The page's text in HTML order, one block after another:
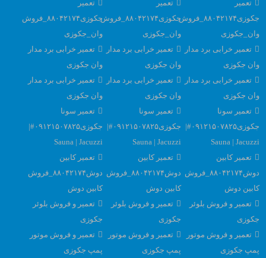
تعمیر
جکوزی۸۸۰۴۲۱۷۴_فروش
وان_جکوزی
تعمیر خرابی برد مدار
وان جکوزی
تعمیر خرابی برد مدار
وان جکوزی
تعمیر سونا
جکوزی۰۹۱۲۱۵۰۷۸۲۵#|
Sauna | Jacuzzi
تعمیر کابین
دوش۸۸۰۴۲۱۷۴_فروش
کابین دوش
تعمیر و فروش بلوئر
جکوزی
تعمیر و فروش موتور
پمپ جکوزی
تعمیر
جکوزی۸۸۰۴۲۱۷۴_فروش
وان_جکوزی
تعمیر خرابی برد مدار
وان جکوزی
تعمیر خرابی برد مدار
وان جکوزی
تعمیر سونا
جکوزی۰۹۱۲۱۵۰۷۸۲۵#|
Sauna | Jacuzzi
تعمیر کابین
دوش۸۸۰۴۲۱۷۴_فروش
کابین دوش
تعمیر و فروش بلوئر
جکوزی
تعمیر و فروش موتور
پمپ جکوزی
تعمیر
جکوزی۸۸۰۴۲۱۷۴_فروش
وان_جکوزی
تعمیر خرابی برد مدار
وان جکوزی
تعمیر خرابی برد مدار
وان جکوزی
تعمیر سونا
جکوزی۰۹۱۲۱۵۰۷۸۲۵#|
Sauna | Jacuzzi
تعمیر کابین
دوش۸۸۰۴۲۱۷۴_فروش
کابین دوش
تعمیر و فروش بلوئر
جکوزی
تعمیر و فروش موتور
پمپ جکوزی